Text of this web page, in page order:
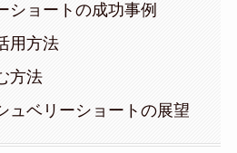
ショートの成功事例
用方法
方法
ュベリーショートの展望